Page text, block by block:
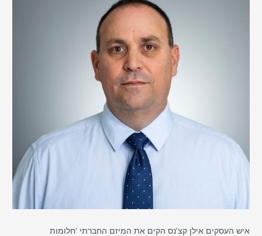
איש העסקים אילן קצ’נס הקים את המיזם החברתי ‘חלומות